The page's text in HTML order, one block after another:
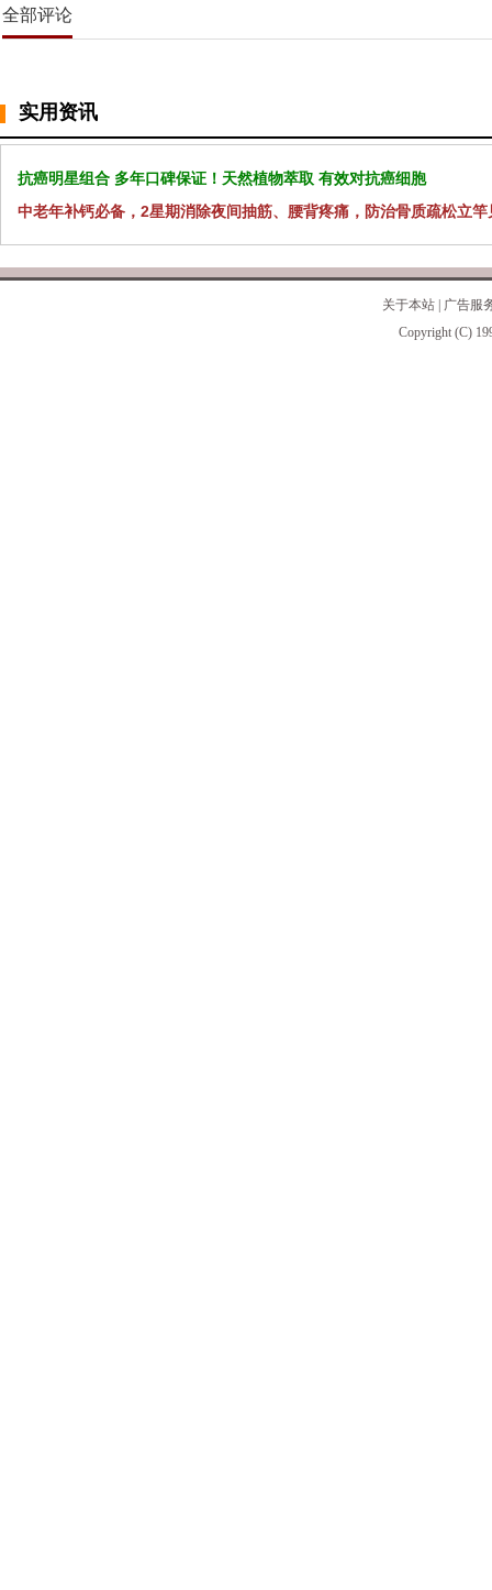
全部评论
实用资讯
抗癌明星组合 多年口碑保证！天然植物萃取 有效对抗癌细胞
中老年补钙必备，2星期消除夜间抽筋、腰背疼痛，防治骨质疏松立竿
关于本站
广告服
Copyright (C)